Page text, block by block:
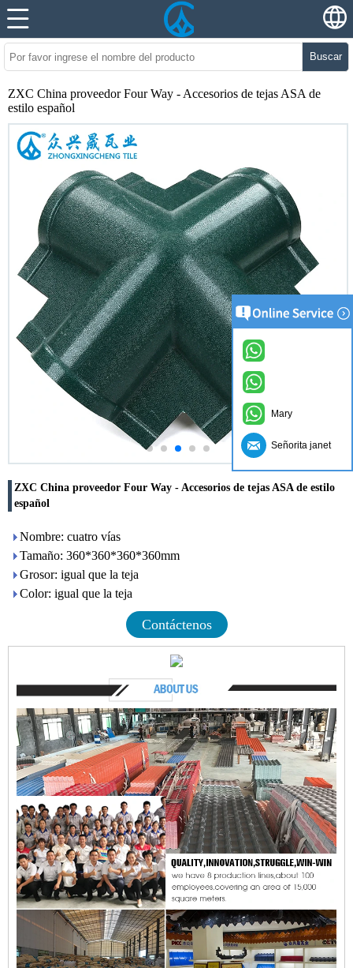
Buscar
ZXC China proveedor Four Way - Accesorios de tejas ASA de
estilo español
ZXC China proveedor Four Way - Accesorios de tejas ASA de estilo
español
Nombre: cuatro vías
Tamaño: 360*360*360*360mm
Grosor: igual que la teja
Color: igual que la teja
Contáctenos
Mary
Señorita janet